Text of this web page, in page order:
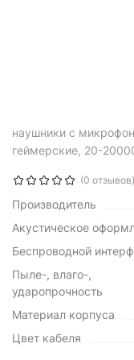
наушники с
геймерские, 20-
(0 отзывов)
Производитель
Акустическое
Беспроводной
Пыле-, влаго-,
ударопрочность
Материал корпуса
Цвет кабеля